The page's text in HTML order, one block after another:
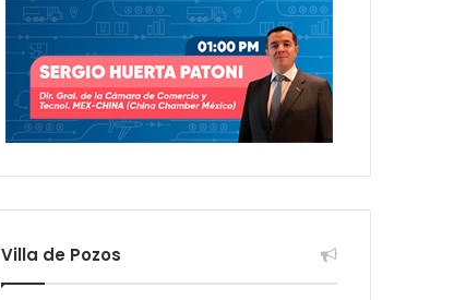
Villa de Pozos